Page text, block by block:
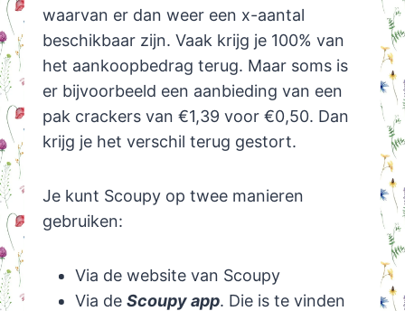
waarvan er dan weer een x-aantal
beschikbaar zijn. Vaak krijg je 100% van
het aankoopbedrag terug. Maar soms is
er bijvoorbeeld een aanbieding van een
pak crackers van €1,39 voor €0,50. Dan
krijg je het verschil terug gestort.
Je kunt Scoupy op twee manieren
gebruiken:
Via de website van Scoupy
Via de Scoupy app. Die is te vinden